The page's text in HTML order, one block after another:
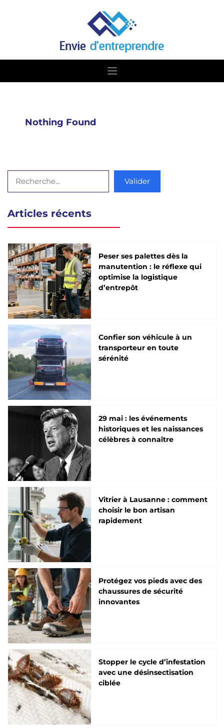
Nothing Found
Valider
Articles récents
Peser ses palettes dès la
manutention : le réflexe qui
optimise la logistique
d’entrepôt
Confier son véhicule à un
transporteur en toute
sérénité
29 mai : les événements
historiques et les naissances
célèbres à connaître
Vitrier à Lausanne : comment
choisir le bon artisan
rapidement
Protégez vos pieds avec des
chaussures de sécurité
innovantes
Stopper le cycle d’infestation
avec une désinsectisation
ciblée